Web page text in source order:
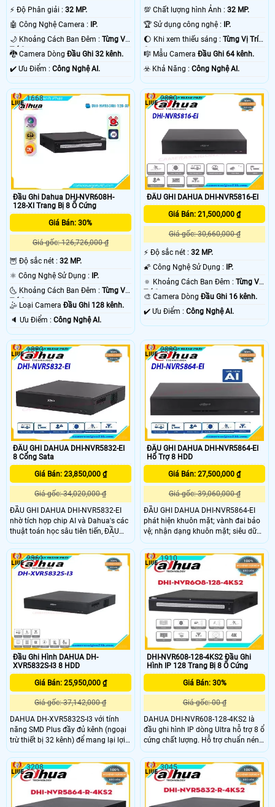
️⚡ Độ Phân giải : 32 MP.
🤖️ Công Nghệ Camera : IP.
🌙 Khoảng Cách Ban Đêm : Từng Vị
Trí Camera .
🐉️ Camera Dòng Đầu Ghi 32 kênh.
️✔️ Ưu Điểm : Công Nghệ AI.
💯 Chất lượng hình Ảnh :32 MP.
🏆 Sử dụng công nghệ : IP.
🌔 Khi xem thiếu sáng :Từng Vị Trí
Camera .
🎼️ Mẫu CameraĐầu Ghi 64 kênh.
️☣️ Khả Năng :Công Nghệ AI.
Đầu Ghi Dahua DHI-NVR608H-
128-XI Trang Bị 8 Ổ Cứng
Giá Bán: 30%
Giá gốc: 126,726,000 ₫
🦉 Độ sắc nét : 32 MP.
⚛️ Công Nghệ Sử Dụng :
IP.
🌜 Khoảng Cách Ban Đêm : Từng Vị
Trí Camera .
🤹 Loại Camera Đầu Ghi 128 kênh.
️🔈 Ưu Điểm : Công Nghệ AI.
1668
ĐẦU GHI DAHUA DHI-NVR5816-EI
Giá Bán: 21,500,000 ₫
Giá gốc: 30,660,000 ₫
️⚡ Độ sắc nét :32 MP.
🌠 Công Nghệ Sử Dụng :
IP.
🔅 Khoảng Cách Ban Đêm :Từng Vị
Trí Camera .
🎨 Camera DòngĐầu Ghi 16 kênh.
️✔️ Ưu Điểm :Công Nghệ AI.
2000
ĐẦU GHI DAHUA DHI-NVR5832-EI
8 Cổng Sata
Giá Bán: 23,850,000 ₫
Giá gốc: 34,020,000 ₫
ĐẦU GHI DAHUA DHI-NVR5832-EI
nhờ tích hợp chip AI và Dahua's các
thuật toán học sâu tiên tiến, ĐẦU
GHI DAHUA DHI-NVR5832-EI hỗ trợ
nhiều loại Các chức năng AI, chẳng
hạn như nhận dạng khuôn mặt và
chu vi có độ chính xác cao sự bảo
các sự kiện và tạo video tương tác
nhiều hơn.
1823
ĐẦU GHI DAHUA DHI-NVR5864-EI
Hổ Trợ 8 HDD
Giá Bán: 27,500,000 ₫
Giá gốc: 39,060,000 ₫
ĐẦU GHI DAHUA DHI-NVR5864-EI
phát hiện khuôn mặt; vành đai bảo
vệ; nhận dạng khuôn mặt; siêu dữ
liệu video con người, phương tiện cơ
giới và phương tiện không có động
cơ; SM Plus; phân tích âm thanh
nổi; phân phối đám đông; đếm
người; ANPR; mật độ giao thông;
bản đồ nhiệt.
2039
Đầu Ghi Hình DAHUA DH-
XVR5832S-I3 8 HDD
Giá Bán: 25,950,000 ₫
Giá gốc: 37,142,000 ₫
DAHUA DH-XVR5832S-I3 với tính
năng SMD Plus đầy đủ kênh (ngoại
trừ thiết bị 32 kênh) để mang lại lợi
ích cho khách hàng từ việc nâng
cấp AI,Hỗ trợ tối đa 2 kênh bảo vệ
vành đai (analog) hoặc 2 kênh nhận
diện khuôn mặt (analog) hoặc 16
kênh SMD Plus (analog). Hỗ trợ 8 ổ
cứng tối đa 10TB, 1 cổng eSATA để
2361
DHI-NVR608-128-4KS2 Đầu Ghi
Hình IP 128 Trang Bị 8 Ổ Cứng
Giá Bán: 30%
Giá gốc: 00 ₫
DAHUA DHI-NVR608-128-4KS2 là
đầu ghi hình IP dòng Ultra hỗ trợ 8 ổ
cứng chất lượng. Hỗ trợ chuẩn nén
H.265+ giúp tiết kiệm băng thông
và lưu trữ giám sát. Đầu ghi hình
Dahua 128 kênh này hỗ trợ băng
thông đầu vào max 384Mpb
1910
3208 3045